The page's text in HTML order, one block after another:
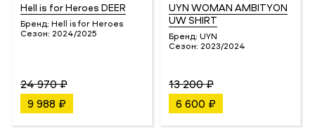
Hell is for Heroes DEER
Бренд: Hell is for Heroes
Сезон: 2024/2025
24 970 ₽
9 988 ₽
UYN WOMAN AMBITYON
UW SHIRT
Бренд: UYN
Сезон: 2023/2024
13 200 ₽
6 600 ₽